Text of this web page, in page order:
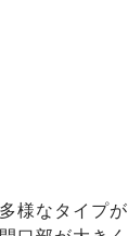
様なタイプが